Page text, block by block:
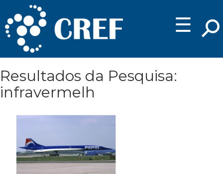
☰
Resultados da Pesquisa:
infravermelh